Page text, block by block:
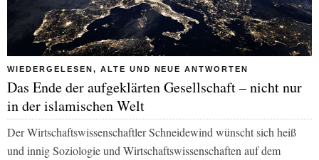
WIEDERGELESEN, ALTE UND NEUE ANTWORTEN
Das Ende der aufgeklärten Gesellschaft – nicht nur
in der islamischen Welt
Der Wirtschaftswissenschaftler Schneidewind wünscht sich heiß
und innig Soziologie und Wirtschaftswissenschaften auf dem